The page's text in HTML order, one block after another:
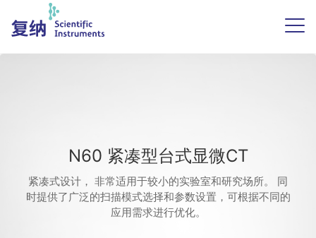
N60 紧凑型台式显微CT
紧凑式设计， 非常适用于较小的实验室和研究场所。 同
时提供了广泛的扫描模式选择和参数设置，可根据不同的
应用需求进行优化。